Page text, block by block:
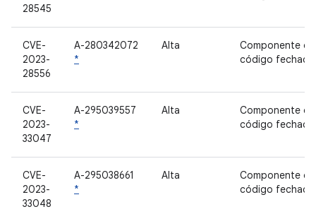
28545
CVE-
2023-
28556
A-280342072
*
Alta
Componente de
código fechado
CVE-
2023-
33047
A-295039557
*
Alta
Componente de
código fechado
CVE-
2023-
33048
A-295038661
*
Alta
Componente de
código fechado